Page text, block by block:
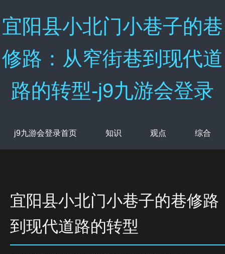
宜阳县小北门小巷子的巷
修路：从窄街巷到现代道
路的转型-j9九游会登录
j9九游会登录首页 知识 观点 综合
宜阳县小北门小巷子的巷修路
到现代道路的转型